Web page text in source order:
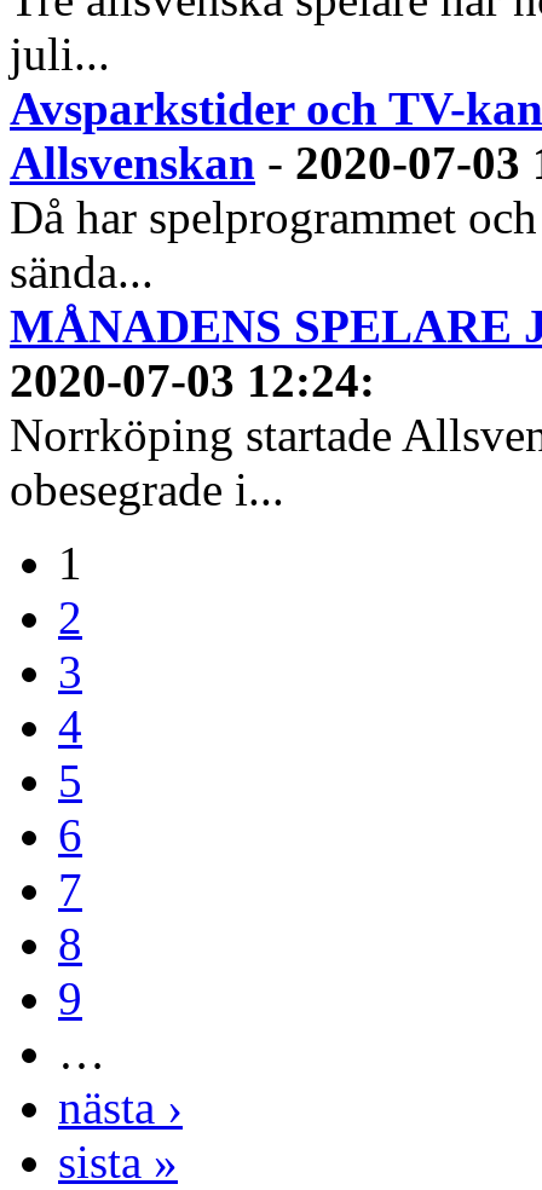
juli...
Avsparkstider och TV-
Allsvenskan - 2020-07-03
Då har spelprogrammet
sända...
MÅNADENS SPELARE
2020-07-03 12:24:
Norrköping startade
obesegrade i...
1
2
3
4
5
6
7
8
9
…
nästa ›
sista »